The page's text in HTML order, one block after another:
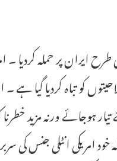
پر حملہ کردیا ۔
کو تباہ کردیا
تیار ہوجائے ورنہ مزید
امریکی انٹلی جنس کی